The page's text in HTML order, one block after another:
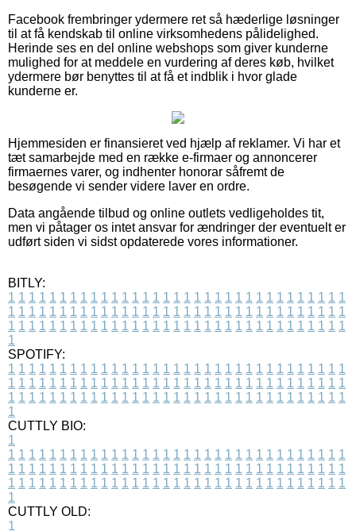
Facebook frembringer ydermere ret så hæderlige løsninger
til at få kendskab til online virksomhedens pålidelighed.
Herinde ses en del online webshops som giver kunderne
mulighed for at meddele en vurdering af deres køb, hvilket
ydermere bør benyttes til at få et indblik i hvor glade
kunderne er.
Hjemmesiden er finansieret ved hjælp af reklamer. Vi har et
tæt samarbejde med en række e-firmaer og annoncerer
firmaernes varer, og indhenter honorar såfremt de
besøgende vi sender videre laver en ordre.
Data angående tilbud og online outlets vedligeholdes tit,
men vi påtager os intet ansvar for ændringer der eventuelt er
udført siden vi sidst opdaterede vores informationer.
BITLY:
1 1 1 1 1 1 1 1 1 1 1 1 1 1 1 1 1 1 1 1 1 1 1 1 1 1 1 1 1 1 1 1 1
1 1 1 1 1 1 1 1 1 1 1 1 1 1 1 1 1 1 1 1 1 1 1 1 1 1 1 1 1 1 1 1 1
1 1 1 1 1 1 1 1 1 1 1 1 1 1 1 1 1 1 1 1 1 1 1 1 1 1 1 1 1 1 1 1 1
1
SPOTIFY:
1 1 1 1 1 1 1 1 1 1 1 1 1 1 1 1 1 1 1 1 1 1 1 1 1 1 1 1 1 1 1 1 1
1 1 1 1 1 1 1 1 1 1 1 1 1 1 1 1 1 1 1 1 1 1 1 1 1 1 1 1 1 1 1 1 1
1 1 1 1 1 1 1 1 1 1 1 1 1 1 1 1 1 1 1 1 1 1 1 1 1 1 1 1 1 1 1 1 1
1
CUTTLY BIO:
1
1 1 1 1 1 1 1 1 1 1 1 1 1 1 1 1 1 1 1 1 1 1 1 1 1 1 1 1 1 1 1 1 1
1 1 1 1 1 1 1 1 1 1 1 1 1 1 1 1 1 1 1 1 1 1 1 1 1 1 1 1 1 1 1 1 1
1 1 1 1 1 1 1 1 1 1 1 1 1 1 1 1 1 1 1 1 1 1 1 1 1 1 1 1 1 1 1 1 1
1
CUTTLY OLD:
1